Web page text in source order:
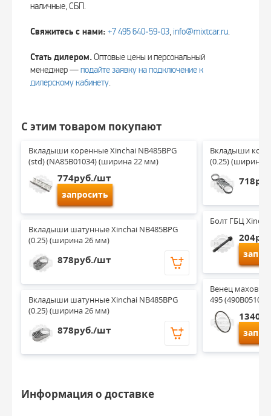
наличные, СБП.
Свяжитесь с нами: +7 495 640‑59‑03, info@mixtcar.ru.
Стать дилером.Оптовые цены и персональный
менеджер —подайте заявку на подключение к
дилерскому кабинету.
С этим товаром покупают
Вкладыши коренные Xinchai NB485BPG
(std) (NA85B01034) (ширина 22 мм)
774руб./шт
запросить
Вкладыши шатунные Xinchai NB485BPG
(0.25) (ширина 26 мм)
878руб./шт
Вкладыши шатунные Xinchai NB485BPG
(0.25) (ширина 26 мм)
878руб./шт
Вкладыши
(0.25) (ширина
Болт ГБЦ
Венец
495 (490B05102)
Информация о доставке